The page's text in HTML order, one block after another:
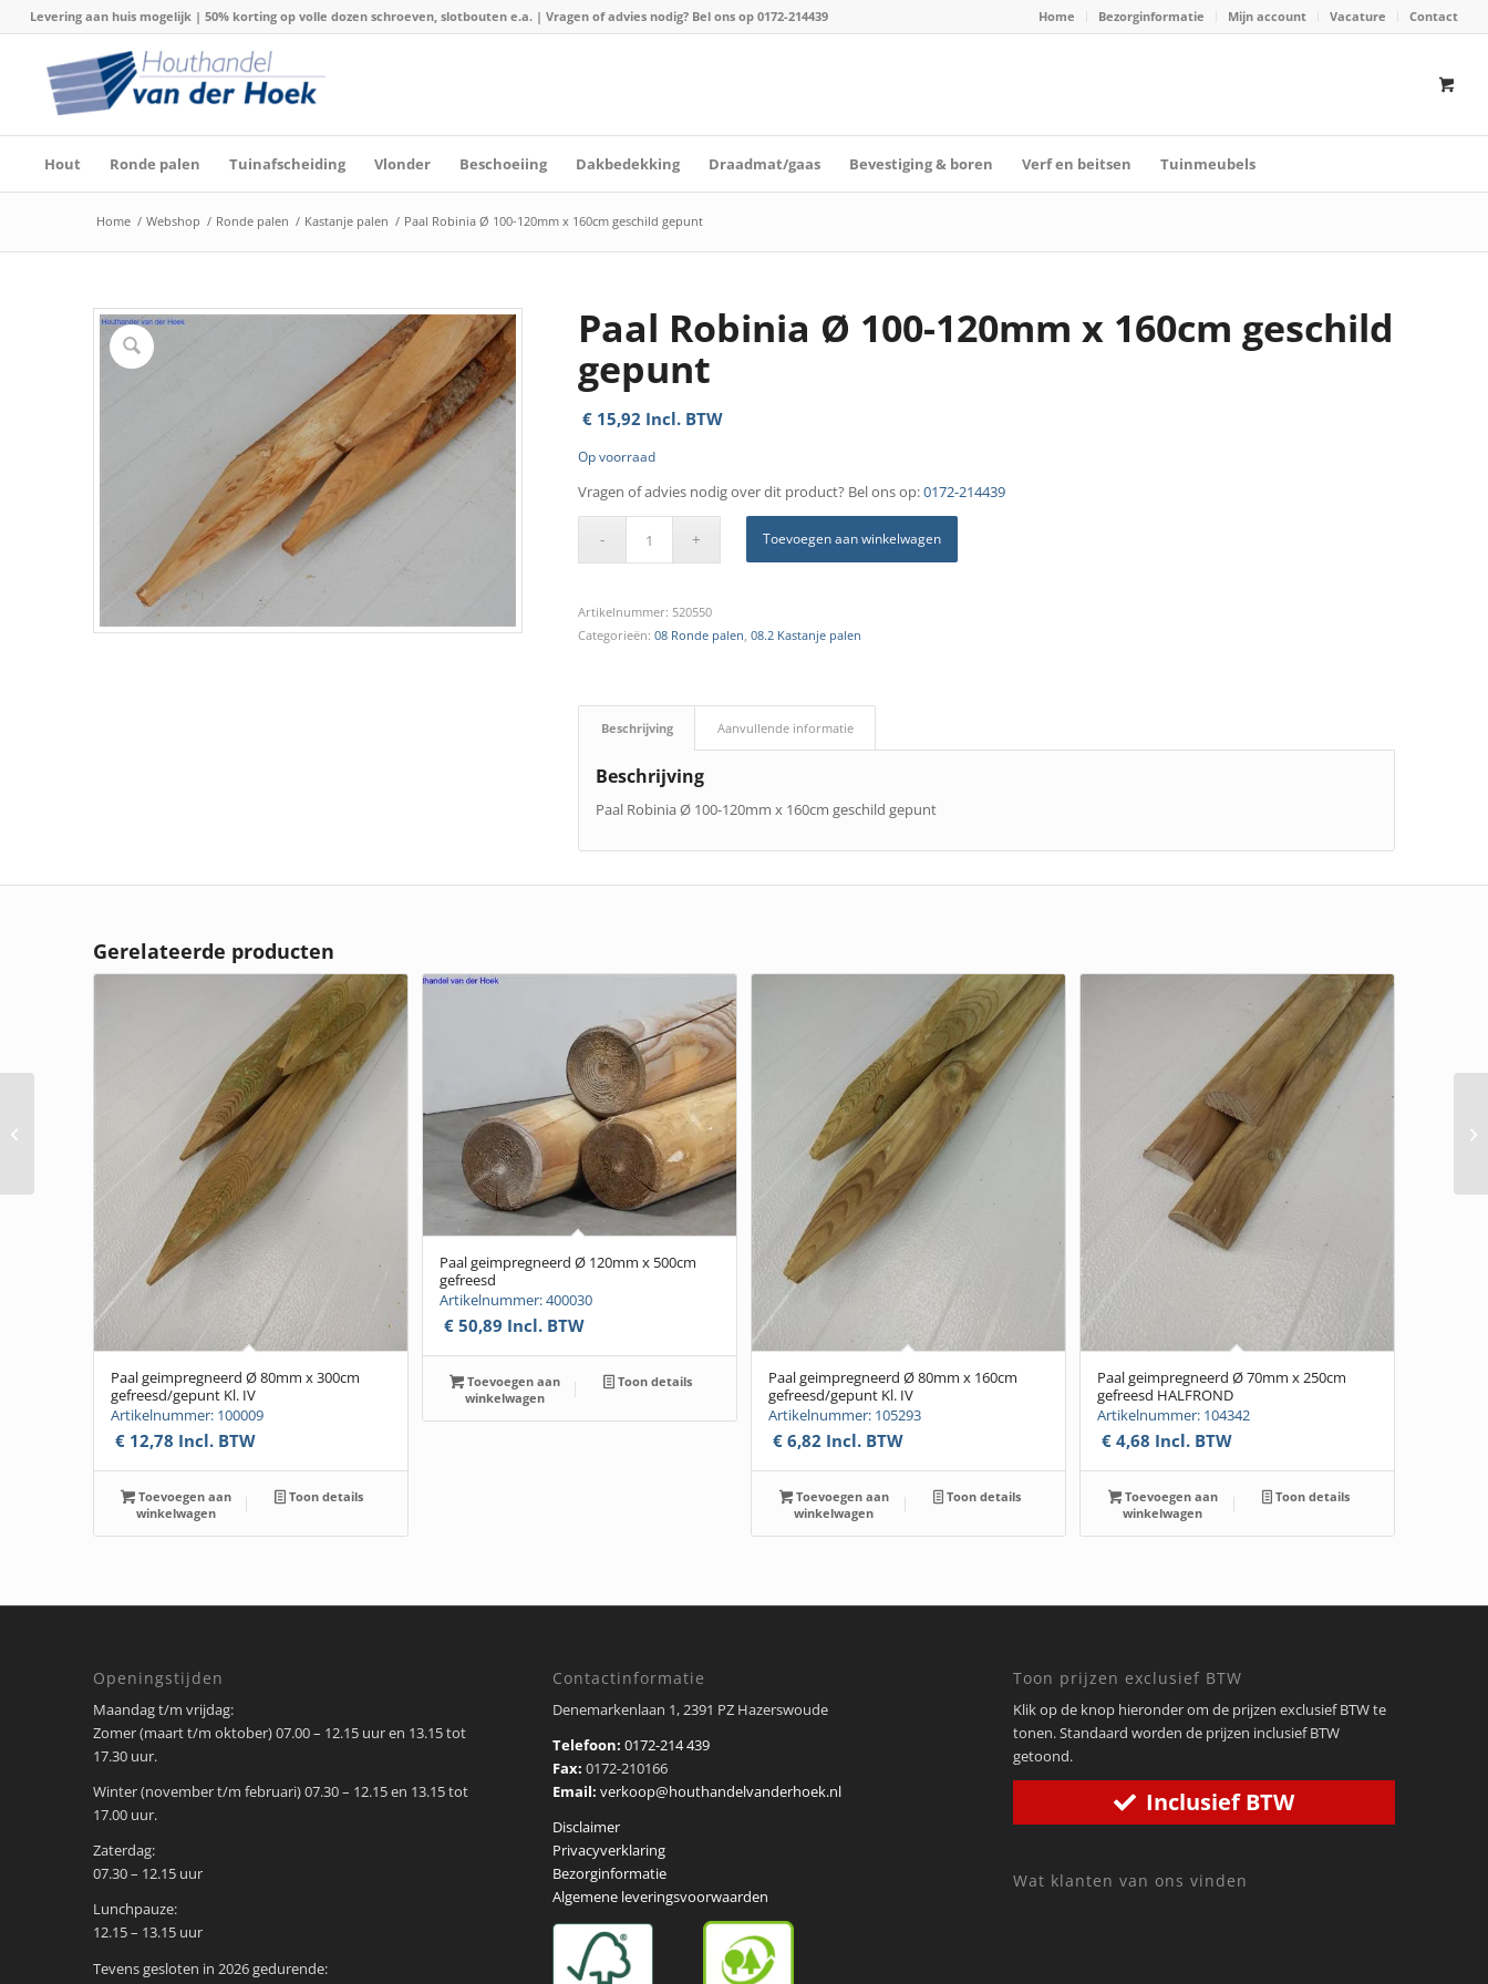
Home Bezorginformatie Mijn account Vacature Contact
Levering aan huis mogelijk | 50% korting op volle dozen schroeven, slotbouten e.a. | Vragen of advies nodig? Bel ons op 0172-214439
Hout Ronde palen Tuinafscheiding Vlonder Beschoeiing Dakbedekking Draadmat/gaas Bevestiging & boren Verf en beitsen Tuinmeubels
Home / Webshop / Ronde palen / Kastanje palen / Paal Robinia Ø 100-120mm x 160cm geschild gepunt
Paal Robinia Ø 100-120mm x 160cm geschild
gepunt
€15,92 Incl. BTW
Op voorraad
Vragen of advies nodig over dit product? Bel ons op:0172-214439
Toevoegen aan winkelwagen
Artikelnummer: 520550
Categorieën: 08 Ronde palen, 08.2 Kastanje palen
Beschrijving Aanvullende informatie
Beschrijving
Paal Robinia Ø 100-120mm x 160cm geschild gepunt
Gerelateerde producten
Paal geimpregneerd Ø 80mm x 300cm
gefreesd/gepunt Kl. IV
Artikelnummer: 100009
€12,78 Incl. BTW
Toevoegen aan
winkelwagen
Toon details
Paal geimpregneerd Ø 120mm x 500cm
gefreesd
Artikelnummer: 400030
€50,89 Incl. BTW
Toevoegen aan
winkelwagen
Toon details
Paal geimpregneerd Ø 80mm x 160cm
gefreesd/gepunt Kl. IV
Artikelnummer: 105293
€6,82 Incl. BTW
Toevoegen aan
winkelwagen
Toon details
Paal geimpregneerd Ø 70mm x 250cm
gefreesd HALFROND
Artikelnummer: 104342
€4,68 Incl. BTW
Toevoegen aan
winkelwagen
Toon details
Openingstijden
Maandag t/m vrijdag:
Zomer (maart t/m oktober) 07.00 – 12.15 uur en 13.15 tot
17.30 uur.
Winter (november t/m februari) 07.30 – 12.15 en 13.15 tot
17.00 uur.
Zaterdag:
07.30 – 12.15 uur
Lunchpauze:
12.15 – 13.15 uur
Tevens gesloten in 2026 gedurende:
Contactinformatie
Denemarkenlaan 1, 2391 PZ Hazerswoude
Telefoon:0172-214 439
Fax:0172-210166
Email: verkoop@houthandelvanderhoek.nl
Disclaimer
Privacyverklaring
Bezorginformatie
Algemene leveringsvoorwaarden
Toon prijzen exclusief BTW
Klik op de knop hieronder om de prijzen exclusief BTW te
tonen. Standaard worden de prijzen inclusief BTW
getoond.
Inclusief BTW
Wat klanten van ons vinden